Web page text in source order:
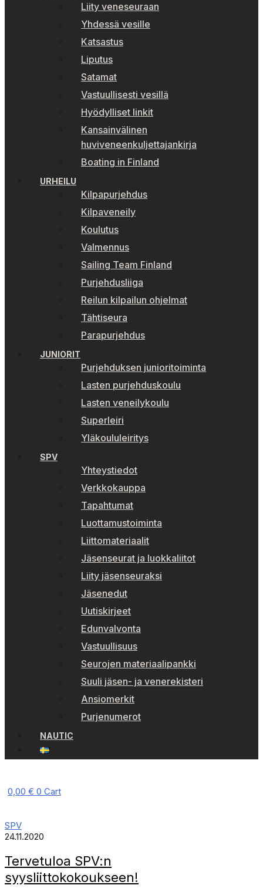
Liity veneseuraan
Yhdessä vesille
Katsastus
Liputus
Satamat
Vastuullisesti vesillä
Hyödylliset linkit
Kansainvälinen
huviveneenkuljettajankirja
Boating in Finland
URHEILU
Kilpapurjehdus
Kilpaveneily
Koulutus
Valmennus
Sailing Team Finland
Purjehdusliiga
Reilun kilpailun ohjelmat
Tähtiseura
Parapurjehdus
JUNIORIT
Purjehduksen junioritoiminta
Lasten purjehduskoulu
Lasten veneilykoulu
Superleiri
Yläkoululeiritys
SPV
Yhteystiedot
Verkkokauppa
Tapahtumat
Luottamustoiminta
Liittomateriaalit
Jäsenseurat ja luokkaliitot
Liity jäsenseuraksi
Jäsenedut
Uutiskirjeet
Edunvalvonta
Vastuullisuus
Seurojen materiaalipankki
Suuli jäsen- ja venerekisteri
Ansiomerkit
Purjenumerot
NAUTIC
0,00 € 0 Cart
SPV
24.11.2020
Tervetuloa SPV:n
syysliittokokoukseen!